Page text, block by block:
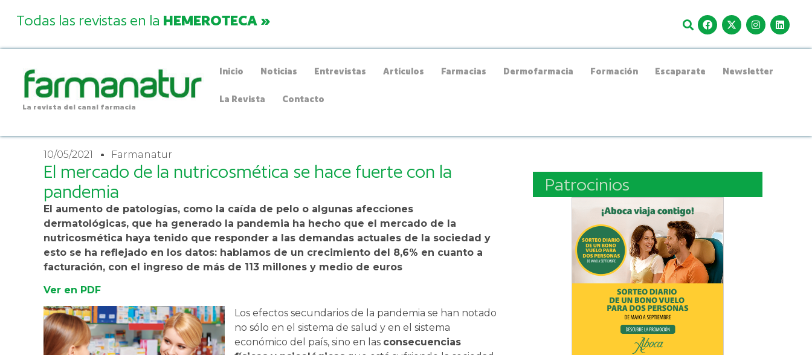
Todas las revistas en la HEMEROTECA »
La revista del canal farmacia
Inicio Noticias Entrevistas Artículos Farmacias Dermofarmacia Formación Escaparate Newsletter
La Revista Contacto
10/05/2021 Farmanatur
El mercado de la nutricosmética se hace fuerte con la
pandemia
El aumento de patologías, como la caída de pelo o algunas afecciones
dermatológicas, que ha generado la pandemia ha hecho que el mercado de la
nutricosmética haya tenido que responder a las demandas actuales de la sociedad y
esto se ha reflejado en los datos: hablamos de un crecimiento del 8,6% en cuanto a
facturación, con el ingreso de más de 113 millones y medio de euros
Ver en PDF
Los efectos secundarios de la pandemia se han notado
no sólo en el sistema de salud y en el sistema
económico del país, sino en las consecuencias
Patrocinios